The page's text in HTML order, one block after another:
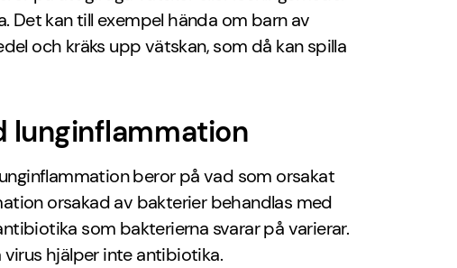
Det kan till exempel hända om barn av
och kräks upp vätskan, som då kan spilla
lunginflammation
beror på vad som orsakat
orsakad av bakterier behandlas med
som bakterierna svarar på varierar.
hjälper inte antibiotika.